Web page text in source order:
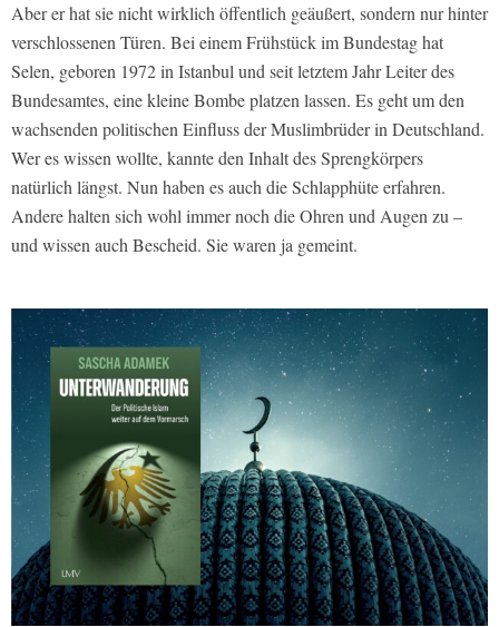
Aber er hat sie nicht wirklich öffentlich geäußert, sondern nur hinter
verschlossenen Türen. Bei einem Frühstück im Bundestag hat
Selen, geboren 1972 in Istanbul und seit letztem Jahr Leiter des
Bundesamtes, eine kleine Bombe platzen lassen. Es geht um den
wachsenden politischen Einfluss der Muslimbrüder in Deutschland.
Wer es wissen wollte, kannte den Inhalt des Sprengkörpers
natürlich längst. Nun haben es auch die Schlapphüte erfahren.
Andere halten sich wohl immer noch die Ohren und Augen zu –
und wissen auch Bescheid. Sie waren ja gemeint.